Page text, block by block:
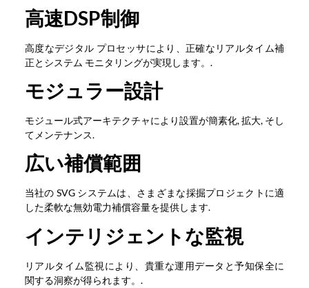
高速DSP制御
高度なデジタル プロセッサにより、正確なリアルタイム補
正とシステム モニタリングが実現します。.
モジュラー設計
モジュール式アーキテクチャにより設置が簡素化, 拡大, そし
てメンテナンス.
広い補償範囲
当社の SVG システムは、さまざまな採掘プロジェクトに適
した柔軟な無効電力補償容量を提供します.
インテリジェントな監視
リアルタイム監視により、貴重な運用データと予知保全に
関する洞察が得られます。.